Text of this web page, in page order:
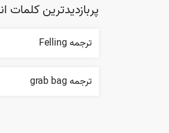
پربازدیدترین کلمات
ترجمه Felling
ترجمه grab bag